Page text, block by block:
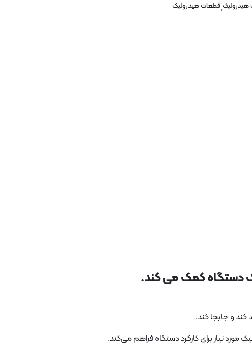
,قطعات هیدرولیک
دستگاه کمک می کند.
کند و جابجا کند.
مورد نیاز برای کارکرد دستگاه فراهم می‌کند.